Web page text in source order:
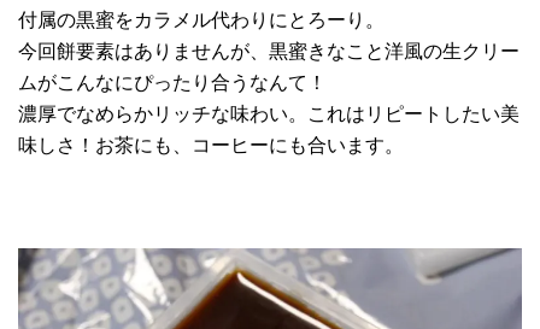
付属の黒蜜をカラメル代わりにとろーり。
今回餅要素はありませんが、黒蜜きなこと洋風の生クリー
ムがこんなにぴったり合うなんて！
濃厚でなめらかリッチな味わい。これはリピートしたい美
味しさ！お茶にも、コーヒーにも合います。